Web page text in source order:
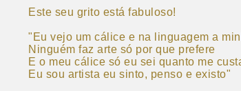
Este seu grito está fabuloso!
"Eu vejo um cálice e na linguagem a
Ninguém faz arte só por que prefere
E o meu cálice só eu sei quanto me
Eu sou artista eu sinto, penso e existo"